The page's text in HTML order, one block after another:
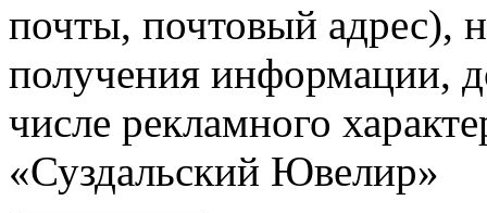
почты, почтовый адрес),
получения информации,
числе рекламного
«Суздальский Ювелир»